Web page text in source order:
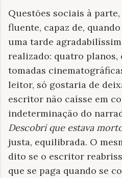
Questões sociais à
fluente, capaz de,
uma tarde
realizado: quatro planos,
tomadas
leitor, só gostaria de
escritor não caísse em
indeterminação do
Descobri que estava
justa, equilibrada. O
dito se o escritor
que se paga quando se